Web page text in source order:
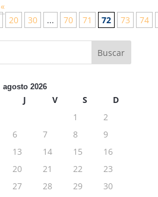
«
20 30 ... 70 71 72 73
74
agosto 2026
J V S
D
1
2
6 7 8
9
13 14 15
16
20 21 22
23
27 28 29
30